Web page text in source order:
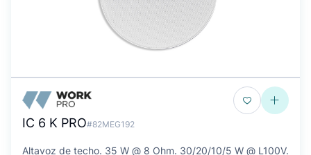
IC 6 K PRO#82MEG192
Altavoz de techo. 35 W @ 8 Ohm. 30/20/10/5 W @ L100V.